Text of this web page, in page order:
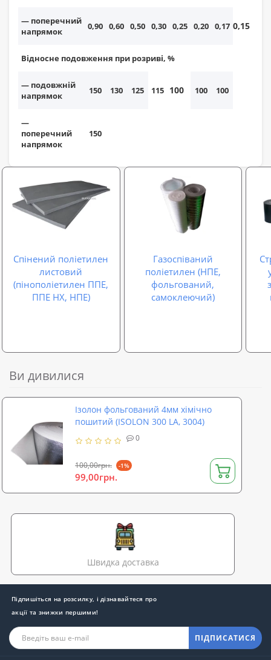
— поперечний
напрямок
0,90 0,60 0,50 0,30 0,25 0,20 0,17 0,15
Відносне подовження при розриві, %
— подовжній
напрямок
150 130 125 115 100 100 100
—
поперечний
напрямок
150
Спінений поліетилен
листовий
(пінополіетилен ППЕ,
ППЕ НХ, НПЕ)
Газоспіваний
поліетилен (НПЕ,
фольгований,
самоклеючий)
Ви дивилися
Ізолон фольгований 4мм хімічно
пошитий (ISOLON 300 LA, 3004)
0
100,00грн. -1%
99,00грн.
Швидка доставка
Підпишіться на розсилку, і дізнавайтеся про
акції та знижки першими!
ПІДПИСАТИСЯ